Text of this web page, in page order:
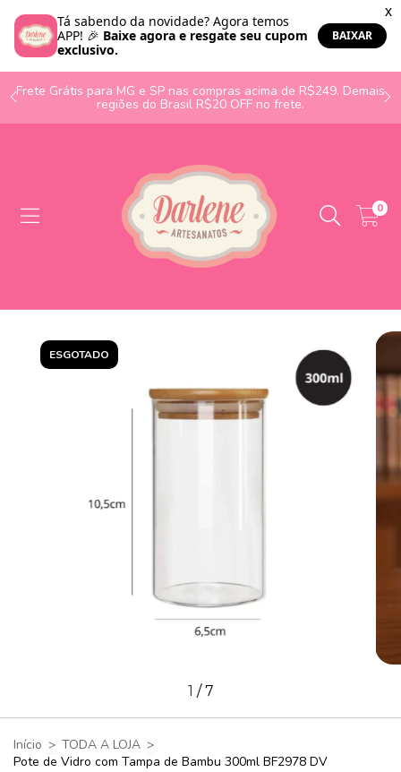
Frete Grátis para MG e SP nas compras acima de R$249. Demais
regiões do Brasil R$20 OFF no frete.
0
ESGOTADO
1 /7
Início > TODA A LOJA >
Pote de Vidro com Tampa de Bambu 300ml BF2978 DV